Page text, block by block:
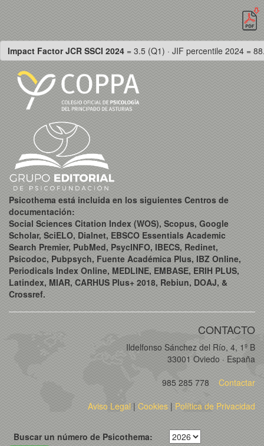
Impact Factor JCR SSCI 2024 = 3.5 (Q1) · JIF percentile 2024 =
Psicothema está incluida en los siguientes Centros de
documentación:
Social Sciences Citation Index (WOS), Scopus, Google
Scholar, SciELO, Dialnet, EBSCO Essentials Academic
Search Premier, PubMed, PsycINFO, IBECS, Redinet,
Psicodoc, Pubpsych, Fuente Académica Plus, IBZ Online,
Periodicals Index Online, MEDLINE, EMBASE, ERIH PLUS,
Latindex, MIAR, CARHUS Plus+ 2018, Rebiun, DOAJ, &
Crossref.
CONTACTO
Ildelfonso Sánchez del Río, 4, 1º B
33001 Oviedo · España
985 285 778
Contactar
Aviso Legal| Cookies | Política de Privacidad
Buscar un número de Psicothema: